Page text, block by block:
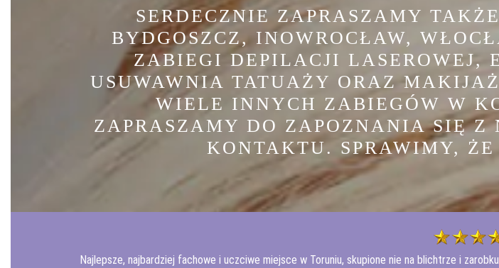
SERDECZNIE ZAPRASZAMY
BYDGOSZCZ, INOWROCŁAW,
ZABIEGI DEPILACJI LASEROWEJ,
USUWAWNIA TATUAŻY ORAZ
WIELE INNYCH ZABIEGÓW W
ZAPRASZAMY DO ZAPOZNANIA SIĘ
KONTAKTU. SPRAWIMY,
Najlepsze, najbardziej fachowe i uczciwe miejsce w Toruniu, skupione nie na blichtrze i